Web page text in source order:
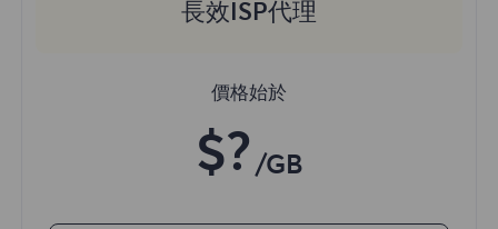
長效ISP代理
價格始於
$? /GB